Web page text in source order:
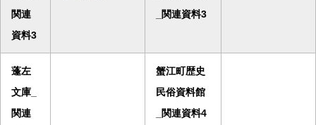
関連
資料3
_関連資料3
蓬左
文庫_
関連
蟹江町歴史
民俗資料館
_関連資料4